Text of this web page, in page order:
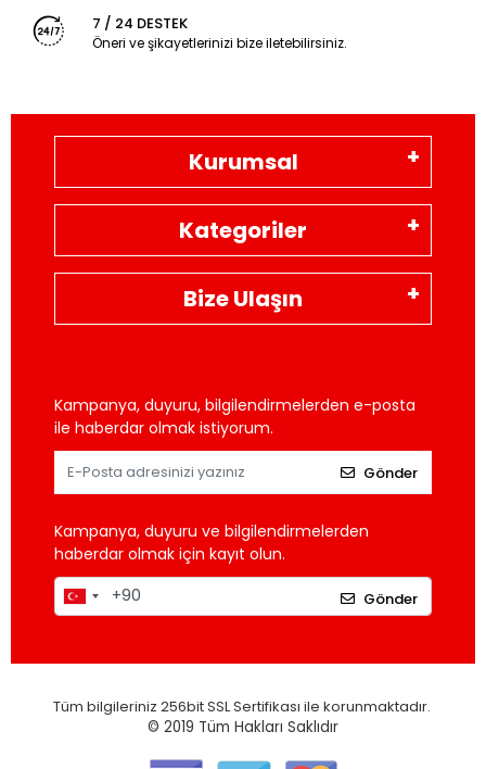
7 / 24 DESTEK
Öneri ve şikayetlerinizi bize iletebilirsiniz.
Kurumsal
Kategoriler
Bize Ulaşın
Kampanya, duyuru, bilgilendirmelerden e-posta
ile haberdar olmak istiyorum.
Gönder
Kampanya, duyuru ve bilgilendirmelerden
haberdar olmak için kayıt olun.
Gönder
Tüm bilgileriniz 256bit SSL Sertifikası ile korunmaktadır.
© 2019 Tüm Hakları Saklıdır